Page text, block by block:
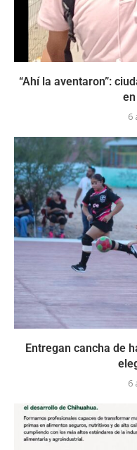
“Ahí la aventaron”:
6
Entregan cancha de
6